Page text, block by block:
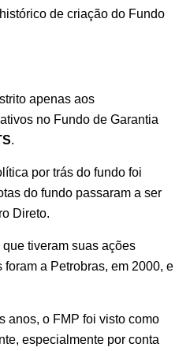
de criação do Fundo
apenas aos
no Fundo de Garantia
.
por trás do fundo foi
do fundo passaram a ser
Direto.
tiveram suas ações
a Petrobras, em 2000, e
anos, o FMP foi visto como
especialmente por conta